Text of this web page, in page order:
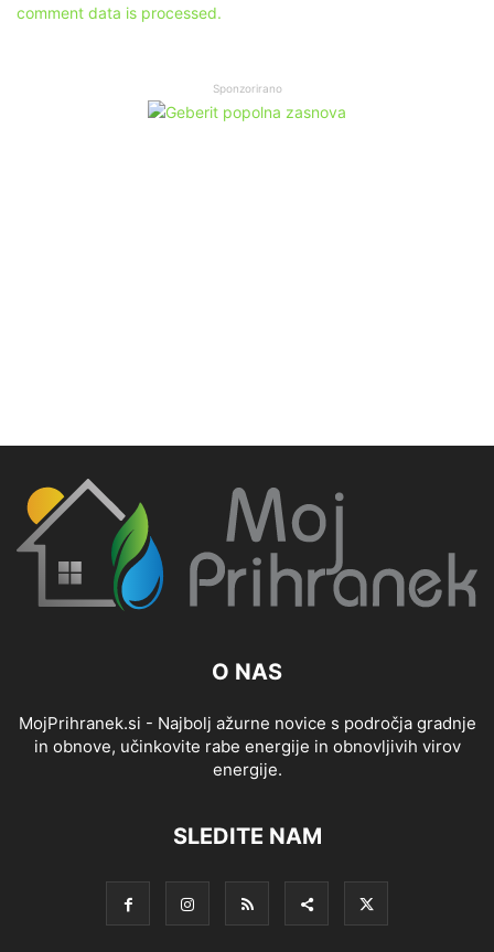
comment data is processed.
Sponzorirano
O NAS
MojPrihranek.si - Najbolj ažurne novice s področja gradnje
in obnove, učinkovite rabe energije in obnovljivih virov
energije.
SLEDITE NAM